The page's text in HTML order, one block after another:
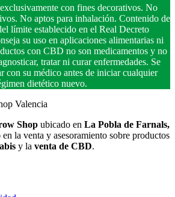
con fines decorativos. No
No aptos para inhalación. Contenido de
límite establecido en el Real Decreto
su uso en aplicaciones alimentarias ni
con CBD no son medicamentos y no
tratar ni curar enfermedades. Se
con su médico antes de iniciar cualquier
dietético nuevo.
Valencia
Shop ubicado en La Pobla de Farnals,
en la venta y asesoramiento sobre productos
y la venta de CBD.